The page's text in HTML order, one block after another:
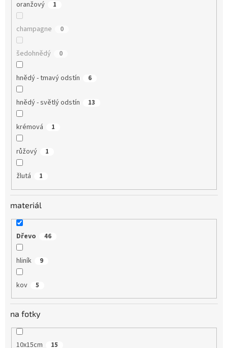
oranžový 1
champagne 0
šedohnědý 0
hnědý - tmavý odstín 6
hnědý - světlý odstín 13
krémová 1
růžový 1
žlutá 1
materiál
Dřevo 46
hliník 9
kov 5
na fotky
10x15cm 15